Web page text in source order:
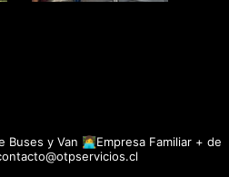
Buses y Van 👩‍💻Empresa Familiar + de